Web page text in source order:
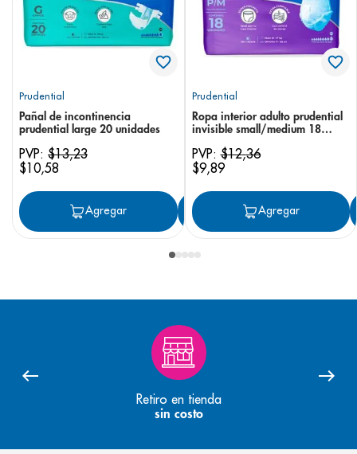
Prudential
Pañal de incontinencia
prudential large 20 unidades
PVP: $13,23
$10,58
Agregar Agregar
Prudential
Ropa interior adulto prudential
invisible small/medium 18
PVP:$12,36
$9,89
Agregar
Retiro en tienda
sin costo